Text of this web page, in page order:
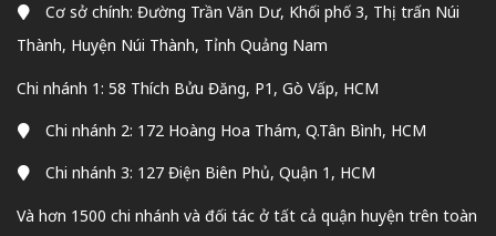
Cơ sở chính: Đường Trần Văn Dư, Khối phố 3, Thị trấn Núi
Thành, Huyện Núi Thành, Tỉnh Quảng Nam
Chi nhánh 1: 58 Thích Bửu Đăng, P1, Gò Vấp, HCM
Chi nhánh 2: 172 Hoàng Hoa Thám, Q.Tân Bình, HCM
Chi nhánh 3: 127 Điện Biên Phủ, Quận 1, HCM
Và hơn 1500 chi nhánh và đối tác ở tất cả quận huyện trên toàn